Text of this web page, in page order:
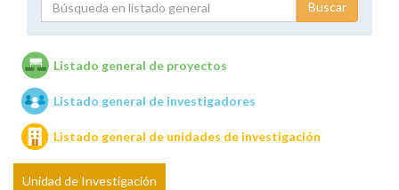
Unidades de investigación
Listado general de proyectos
Listado general de investigadores
Listado general de unidades de investigación
Unidad de Investigación